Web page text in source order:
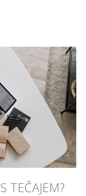
TEČAJEM?